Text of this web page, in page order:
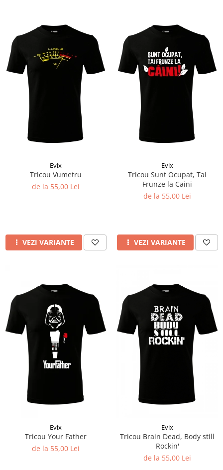
Evix
Tricou Vumetru
de la 55,00 Lei
VEZI VARIANTE
Evix
Tricou Sunt Ocupat, Tai
Frunze la Caini
de la 55,00 Lei
VEZI VARIANTE
Evix
Tricou Your Father
de la 55,00 Lei
Evix
Tricou Brain Dead, Body still
Rockin'
de la 55,00 Lei